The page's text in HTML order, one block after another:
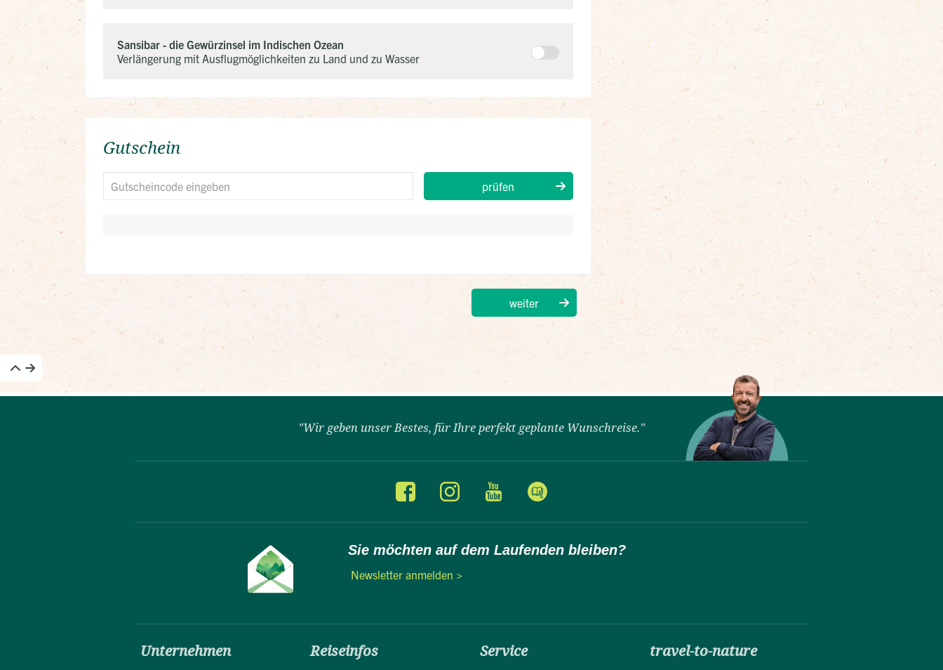
"Wir geben unser Bestes, für Ihre perfekt geplante Wunschreise."
Sie möchten auf dem Laufenden bleiben?
Newsletter anmelden >
Unternehmen Reiseinfos Service travel-to-nature